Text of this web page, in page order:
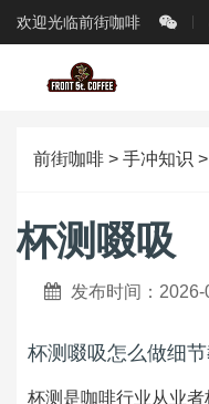
欢迎光临前街咖啡
前街咖啡 > 手冲知识 >
杯测啜吸
发布时间：2026-
杯测啜吸怎么做细
杯测是咖啡行业从业